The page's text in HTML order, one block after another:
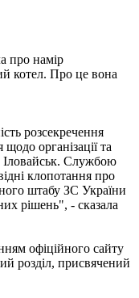
про намір
котел. Про це вона
розсекречення
організації та
Іловайськ. Службою
клопотання про
штабу ЗС України
рішень", - сказала
офіційного сайту
розділ, присвячений